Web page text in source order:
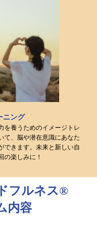
ニング
を養うためのイメージトレ
て、脳や潜在意識にあなた
できます。未来と新しい自
の楽しみに！
フルネス®︎
内容